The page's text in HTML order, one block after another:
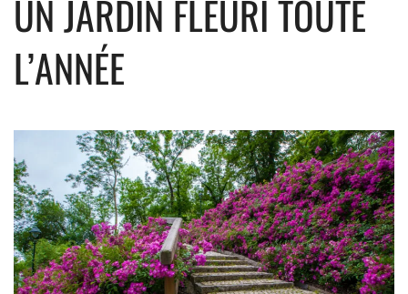
UN JARDIN FLEURI TOUTE
L’ANNÉE